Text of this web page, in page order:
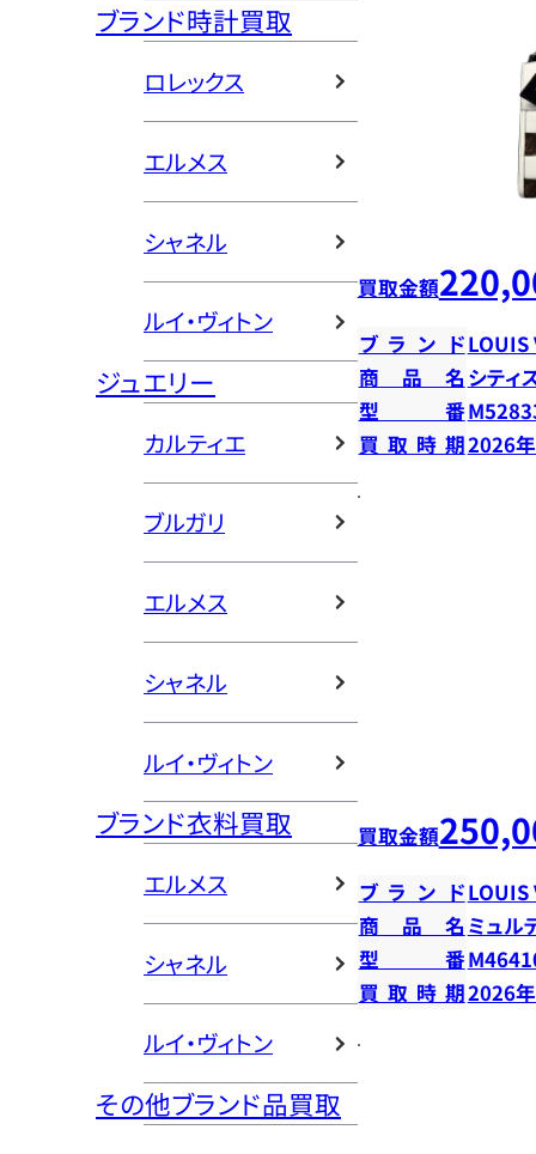
ブランド時計買取
ロレックス
エルメス
シャネル
ルイ・ヴィトン
ジュエリー
カルティエ
ブルガリ
エルメス
シャネル
ルイ・ヴィトン
ブランド衣料買取
エルメス
シャネル
ルイ・ヴィトン
その他ブランド品買取
買取金額
ブランドLOUIS
商品名 シティ
型番
買取時期2026
買取金額
ブランドLOUIS
商品名 ミュル
型番
買取時期2026